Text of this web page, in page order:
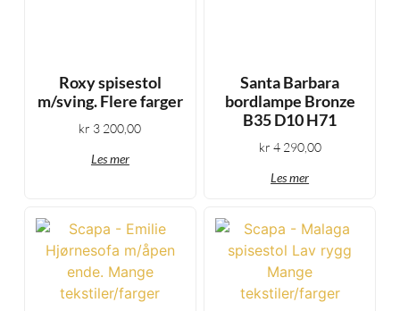
Roxy spisestol
m/sving. Flere farger
kr 3 200,00
Les mer
Santa Barbara
bordlampe Bronze
B35 D10 H71
kr 4 290,00
Les mer